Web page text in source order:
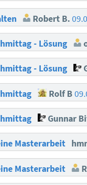
Robert B.
- Lösung
- Lösung
Rolf B
Gunnar
Masterarbeit
Masterarbeit